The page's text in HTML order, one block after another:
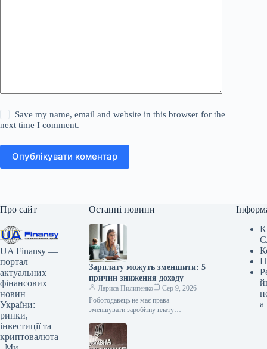
Save my name, email and website in this browser for the
next time I comment.
Опублікувати коментар
Про сайт
UA Finansy —
портал
актуальних
фінансових
новин
України:
ринки,
інвестиції та
криптовалюта
Останні новини
Зарплату можуть зменшити: 5
причин зниження доходу
Лариса Пилипенко
Сер 9, 2026
Роботодавець не має права
зменшувати заробітну плату
незадовільні результати його роботи.
Водночас, законодавство передбачає
а